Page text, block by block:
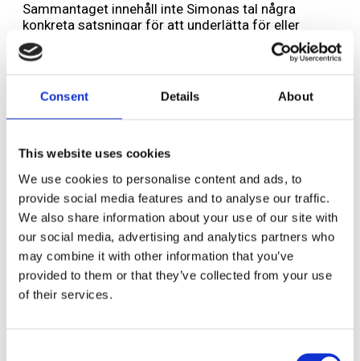
Consent Details About
This website uses cookies
We use cookies to personalise content and ads, to
provide social media features and to analyse our traffic.
We also share information about your use of our site with
our social media, advertising and analytics partners who
may combine it with other information that you’ve
provided to them or that they’ve collected from your use
of their services.
Sammantaget innehåll inte Simonas tal några
konkreta satsningar för att underlätta för eller
stimulera småföretagande och jobbskapande i
Sverige. Men om man som vi i texten ovan väljer att
kan det lyftas fram positiva effekter av den politik
som Simona föreslår.
Lämna ett svar
Din e-postadress kommer inte publiceras. Obligatoriska fält är
märkta*
Kommentar*